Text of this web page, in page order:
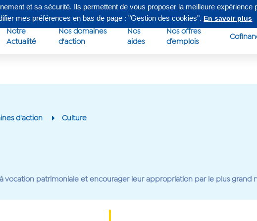
de 8h à 16h30 Suivez-nous
Notre
Actualité
Nos domaines
d'action
Nos
aides
Nos offres
d’emplois
d'action Culture
vocation patrimoniale et encourager leur appropriation par le plus grand
et sa sécurité. Ils permettent de vous proposer la meilleure
mes préférences en bas de page : "Gestion des cookies". En savoir plus